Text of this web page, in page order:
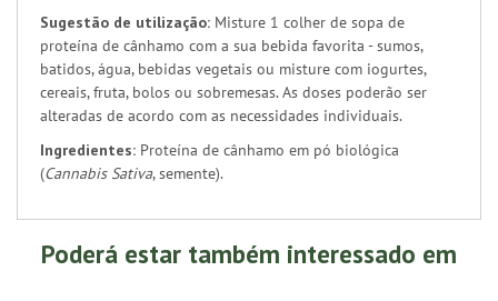
Sugestão de utilização: Misture 1 colher de sopa de
proteína de cânhamo com a sua bebida favorita - sumos,
batidos, água, bebidas vegetais ou misture com iogurtes,
cereais, fruta, bolos ou sobremesas. As doses poderão ser
alteradas de acordo com as necessidades individuais.
Ingredientes: Proteína de cânhamo em pó biológica
(Cannabis Sativa, semente).
Poderá estar também interessado em